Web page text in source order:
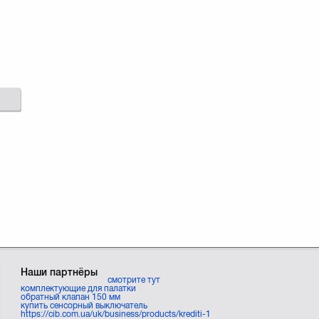
Наши партнёры
смотрите тут
комплектующие для палатки
обратный клапан 150 мм
купить сенсорный выключатель
https://cib.com.ua/uk/business/products/krediti-1